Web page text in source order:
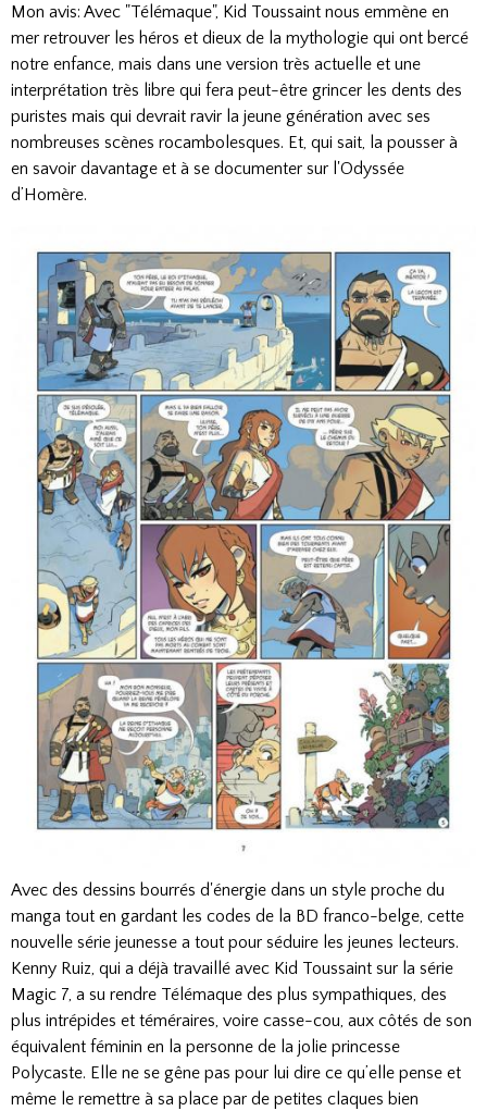
Mon avis: Avec "Télémaque", Kid Toussaint nous emmène en
mer retrouver les héros et dieux de la mythologie qui ont bercé
notre enfance, mais dans une version très actuelle et une
interprétation très libre qui fera peut-être grincer les dents des
puristes mais qui devrait ravir la jeune génération avec ses
nombreuses scènes rocambolesques. Et, qui sait, la pousser à
en savoir davantage et à se documenter sur l'Odyssée
d’Homère.
Avec des dessins bourrés d'énergie dans un style proche du
manga tout en gardant les codes de la BD franco-belge, cette
nouvelle série jeunesse a tout pour séduire les jeunes lecteurs.
Kenny Ruiz, qui a déjà travaillé avec Kid Toussaint sur la série
Magic 7, a su rendre Télémaque des plus sympathiques, des
plus intrépides et téméraires, voire casse-cou, aux côtés de son
équivalent féminin en la personne de la jolie princesse
Polycaste. Elle ne se gêne pas pour lui dire ce qu’elle pense et
même le remettre à sa place par de petites claques bien